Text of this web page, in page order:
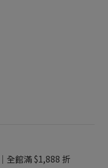
全館滿 $1,888 折